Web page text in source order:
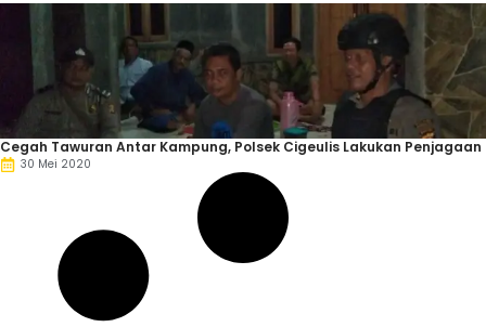
Cegah Tawuran Antar Kampung, Polsek Cigeulis Lakukan Penjagaan
30 Mei 2020